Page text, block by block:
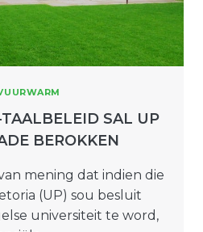
TAALBELEID SAL UP
BEROKKEN
mening dat indien die
(UP) sou besluit
universiteit te word,